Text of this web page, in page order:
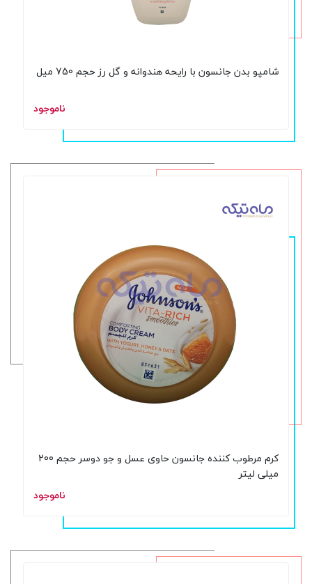
شامپو بدن جانسون با رایحه هندوانه و گل رز حجم 750 میل
ناموجود
کرم مرطوب کننده جانسون حاوی عسل و جو دوسر حجم 200
میلی لیتر
ناموجود